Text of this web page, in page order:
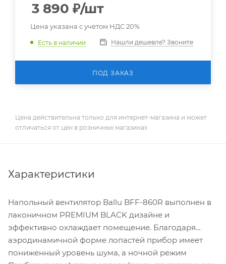
3 890 ₽/шт
Цена указана с учетом НДС 20%
Есть в наличии Нашли дешевле? Звоните
ПОД ЗАКАЗ
Цена действительна только для интернет-магазина и может
отличаться от цен в розничных магазинах
Характеристики
Напольный вентилятор Ballu BFF-860R выполнен в
лаконичном PREMIUM BLACK дизайне и
эффективно охлаждает помещение. Благодаря
аэродинамичной форме лопастей прибор имеет
пониженный уровень шума, а ночной режим